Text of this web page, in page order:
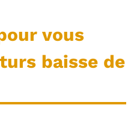
vous
baisse de